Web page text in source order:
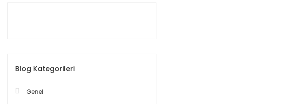
Blog Kategorileri
Genel